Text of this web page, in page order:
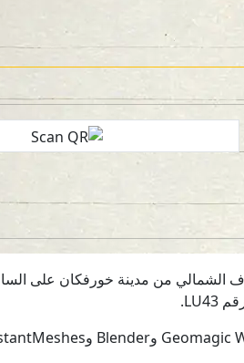
الشمالي من مدينة خورفكان على